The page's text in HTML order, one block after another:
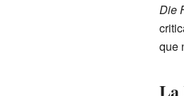
Die
que
La